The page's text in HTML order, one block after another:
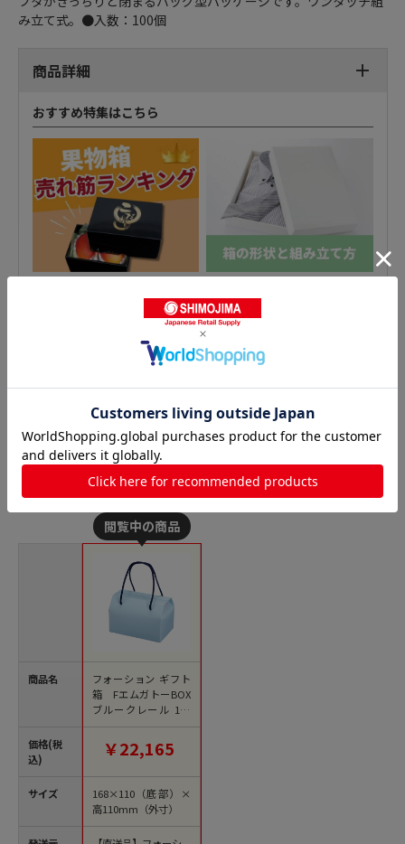
み立て式。●入数：100個
商品詳細
おすすめ特集はこちら
手提げ箱の人気商品との比較
商品名
価格(税
込)
サイズ
フォーション ギフト
箱 FエムガトーBOX
ブルークレール 100
個/箱（ご注文単位1
箱）【直送品】
￥22,165
168×110（底部）×
高110mm（外寸）